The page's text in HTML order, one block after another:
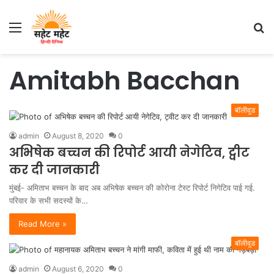
Menu
Amitabh Bacchan
बॉलीवुड
admin August 8, 2020 0
अभिषेक बच्चन की रिपोर्ट आयी नेगेटिव, ट्वीट
कर दी जानकारी
मुंबई- अमिताभ बच्चन के बाद अब अभिषेक बच्चन की कोरोना टेस्ट रिपोर्ट निगेटिव पाई गई.
परिवार के सभी सदस्यों के…
Read More »
बॉलीवुड
admin August 6, 2020 0